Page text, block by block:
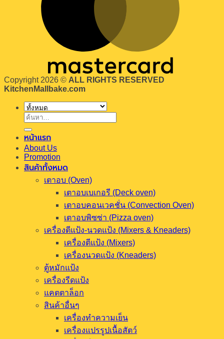
Copyright 2026 © ALL RIGHTS RESERVED
KitchenMallbake.com
ค้นหา:
หน้าแรก
About Us
Promotion
สินค้าทั้งหมด
เตาอบ (Oven)
เตาอบเบเกอรี (Deck oven)
เตาอบคอนเวคชั่น (Convection Oven)
เตาอบพิซซ่า (Pizza oven)
เครื่องตีแป้ง-นวดแป้ง (Mixers & Kneaders)
เครื่องตีแป้ง (Mixers)
เครื่องนวดแป้ง (Kneaders)
ตู้หมักแป้ง
เครื่องรีดแป้ง
แคตตาล็อก
สินค้าอื่นๆ
เครื่องทำความเย็น
เครื่องแปรรูปเนื้อสัตว์